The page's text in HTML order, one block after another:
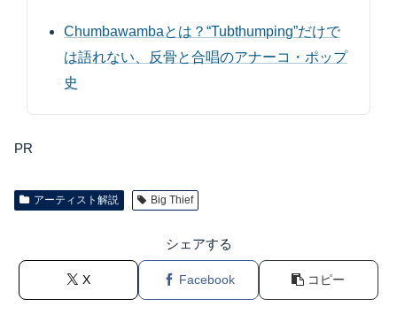
Chumbawambaとは？“Tubthumping”だけで
は語れない、反骨と合唱のアナーコ・ポップ
史
PR
アーティスト解説 Big Thief
シェアする
X Facebook コピー